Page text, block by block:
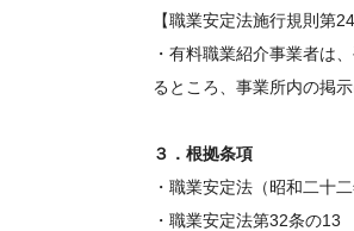
【職業安定法施行規則第
・有料職業紹介事業者は
るところ、事業所内の掲
３．根拠条項
・職業安定法（昭和二十
・職業安定法第32条の13